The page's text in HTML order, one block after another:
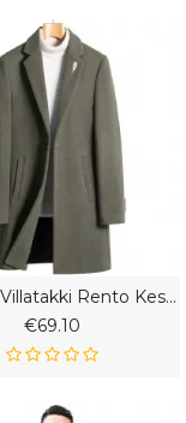
Miesten Villatakki Rento Keskipitkä Muoti Tuulitakki Talvi Komea
€69.10